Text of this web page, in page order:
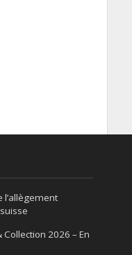
l’allègement
Collection 2026 – En